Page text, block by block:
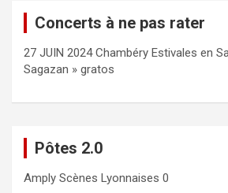
Concerts à ne pas rater
27 JUIN 2024 Chambéry Estivales en
Sagazan » gratos
Pôtes 2.0
Amply Scènes Lyonnaises 0